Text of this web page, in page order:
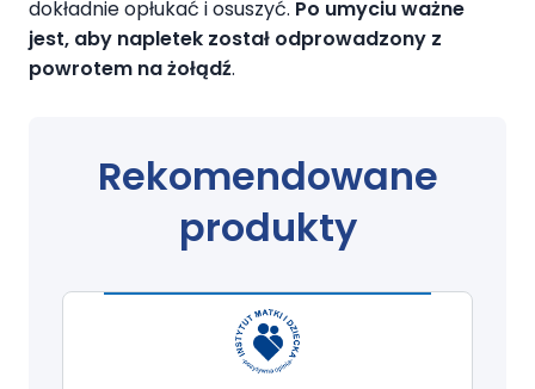
dokładnie opłukać i osuszyć. Po umyciu ważne
jest, aby napletek został odprowadzony z
powrotem na żołądź.
Rekomendowane
produkty